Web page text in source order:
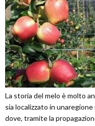
La storia del melo è molto
sia localizzato in
dove, tramite la